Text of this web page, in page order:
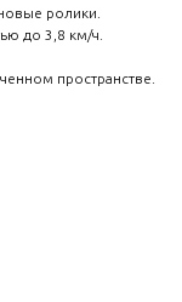
ролики.
до 3,8 км/ч.
пространстве.